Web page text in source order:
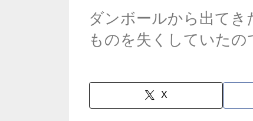
ダンボールから出て
ものを失くしていた
X